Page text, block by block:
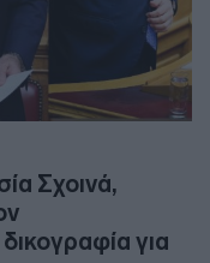
Σχοινά,
για